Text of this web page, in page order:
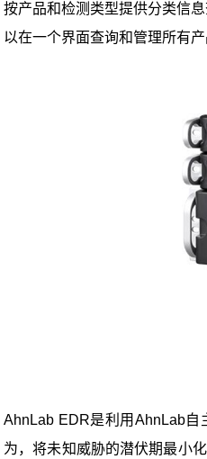
按产品和检测类型提供分类信
以在一个界面查询和管理所有
AhnLab EDR是利用 AhnLab自
为，将未知威胁的潜伏期最小